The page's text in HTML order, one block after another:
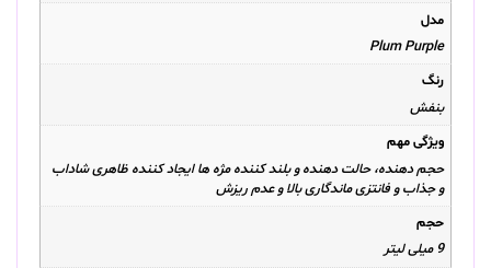
مدل
Plum Purple
رنگ
بنفش
ویژگی مهم
حجم دهنده، حالت دهنده و بلند کننده مژه ها ایجاد کننده ظاهری شاداب
و جذاب و فانتزی ماندگاری بالا و عدم ریزش
حجم
9 میلی لیتر